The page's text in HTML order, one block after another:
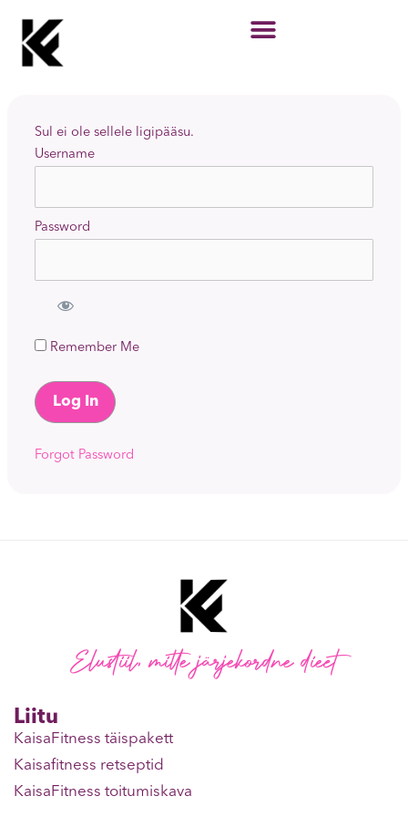
content
Sul ei ole sellele ligipääsu.
Username
Password
Remember Me
Forgot Password
Elustiil, mitte järjekordne dieet
Liitu
KaisaFitness täispakett
Kaisafitness retseptid
KaisaFitness toitumiskava